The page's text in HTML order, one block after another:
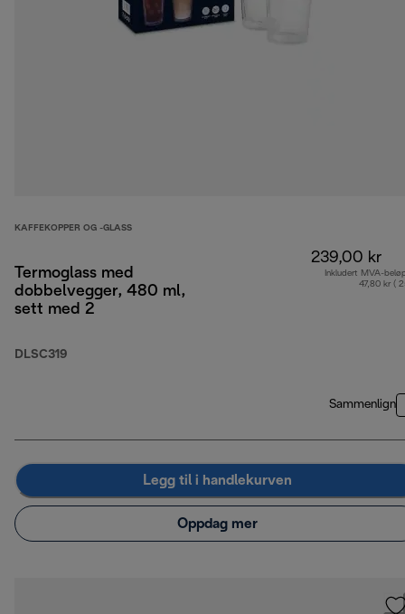
KAFFEKOPPER OG -GLASS
Termoglass med
dobbelvegger, 480 ml,
sett med 2
DLSC319
239,00 kr
Inkludert MVA-
47,80 kr (
Sammenlign
Legg til i handlekurven
Oppdag mer